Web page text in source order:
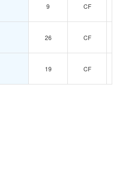
9 CF
26 CF
19 CF